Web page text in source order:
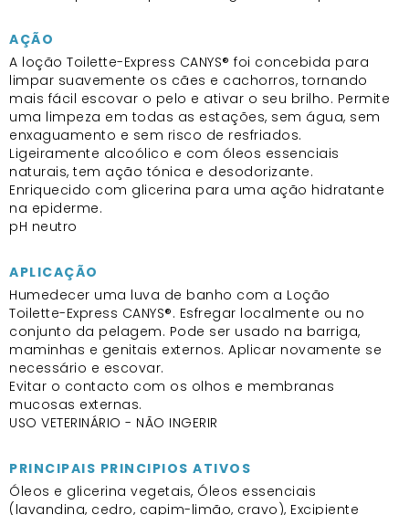
AÇÃO
A loção Toilette-Express CANYS® foi concebida para
limpar suavemente os cães e cachorros, tornando
mais fácil escovar o pelo e ativar o seu brilho. Permite
uma limpeza em todas as estações, sem água, sem
enxaguamento e sem risco de resfriados.
Ligeiramente alcoólico e com óleos essenciais
naturais, tem ação tónica e desodorizante.
Enriquecido com glicerina para uma ação hidratante
na epiderme.
pH neutro
APLICAÇÃO
Humedecer uma luva de banho com a Loção
Toilette-Express CANYS®. Esfregar localmente ou no
conjunto da pelagem. Pode ser usado na barriga,
maminhas e genitais externos. Aplicar novamente se
necessário e escovar.
Evitar o contacto com os olhos e membranas
mucosas externas.
USO VETERINÁRIO - NÃO INGERIR
PRINCIPAIS PRINCIPIOS ATIVOS
Óleos e glicerina vegetais, Óleos essenciais
(lavandina, cedro, capim-limão, cravo), Excipiente